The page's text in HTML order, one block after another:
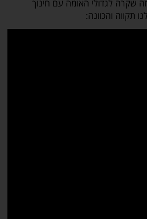
שקרה לגדולי האומה עם חינוך
תקווה והכוונה: